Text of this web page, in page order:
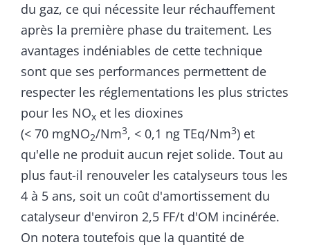
du gaz, ce qui nécessite leur réchauffement
après la première phase du traitement. Les
avantages indéniables de cette technique
sont que ses performances permettent de
respecter les réglementations les plus strictes
pour les NOx et les dioxines
(< 70 mgNO2/Nm3, < 0,1 ng TEq/Nm3) et
qu'elle ne produit aucun rejet solide. Tout au
plus faut-il renouveler les catalyseurs tous les
4 à 5 ans, soit un coût d'amortissement du
catalyseur d'environ 2,5 FF/t d'OM incinérée.
On notera toutefois que la quantité de